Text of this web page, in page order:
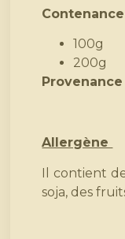
100g
200g
Provenance
Allergène
Il contient
soja, des